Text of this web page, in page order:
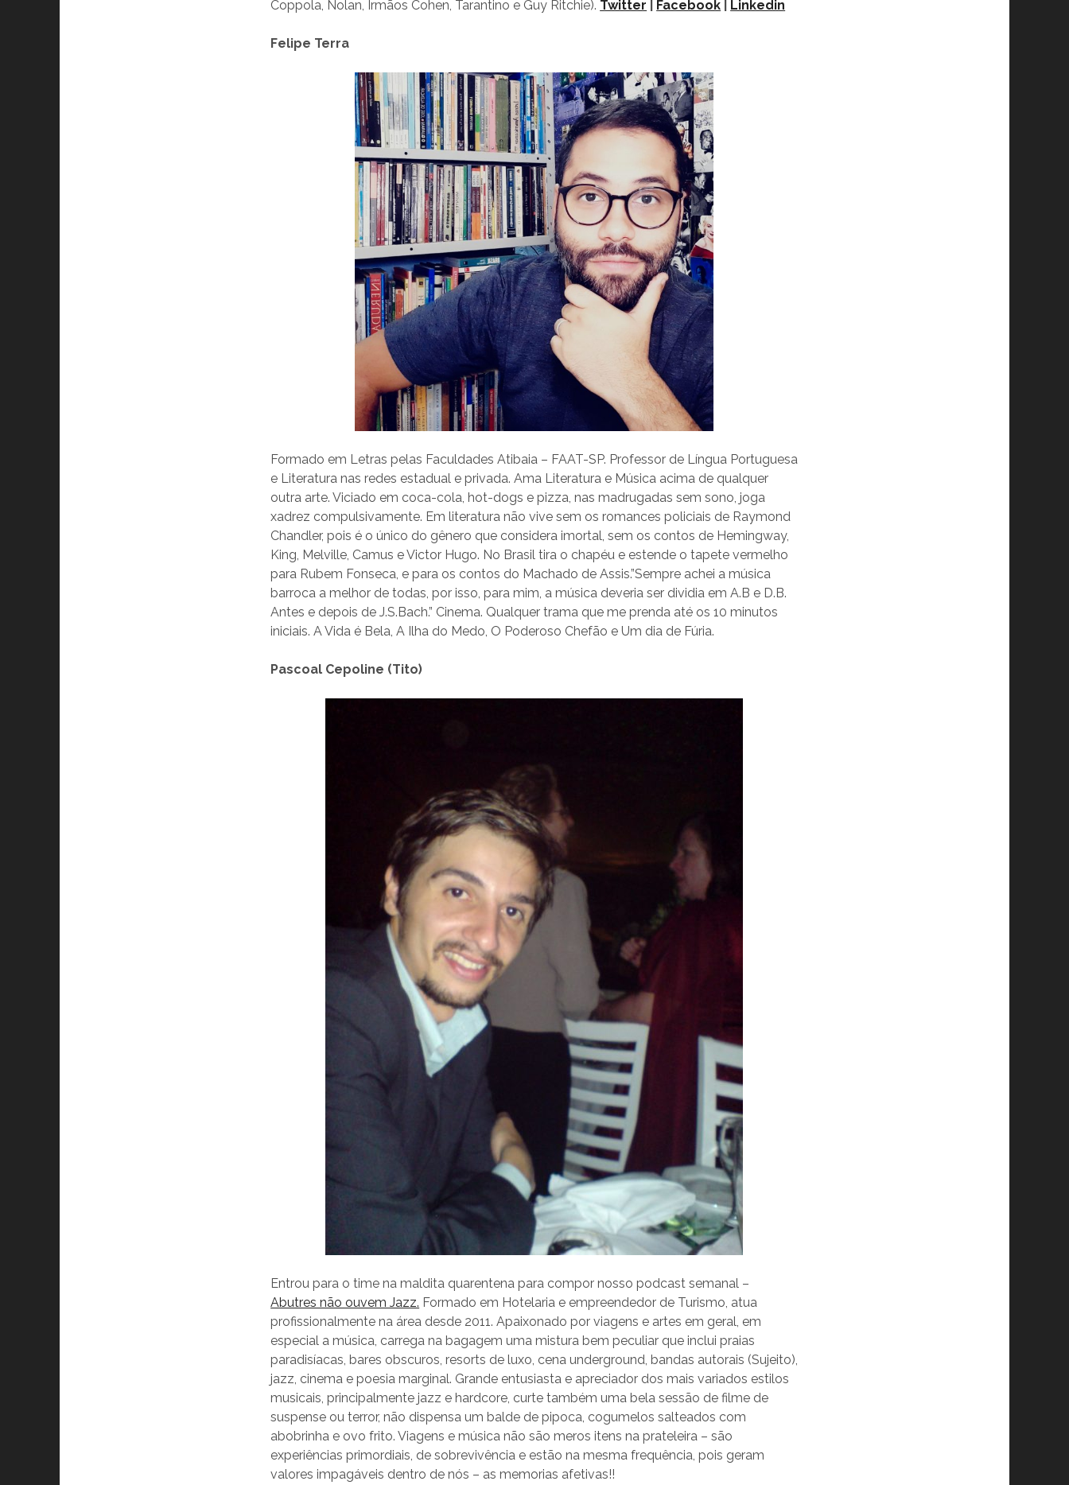
Coppola, Nolan, Irmãos Cohen, Tarantino e Guy Ritchie). Twitter Facebook Linkedin
Felipe Terra
Formado em Letras pelas Faculdades Atibaia – FAAT-SP. Professor de Língua Portuguesa
e Literatura nas redes estadual e privada. Ama Literatura e Música acima de qualquer
outra arte. Viciado em coca-cola, hot-dogs e pizza, nas madrugadas sem sono, joga
xadrez compulsivamente. Em literatura não vive sem os romances policiais de Raymond
Chandler, pois é o único do gênero que considera imortal, sem os contos de Hemingway,
King, Melville, Camus e Victor Hugo. No Brasil tira o chapéu e estende o tapete vermelho
para Rubem Fonseca, e para os contos do Machado de Assis.”Sempre achei a música
barroca a melhor de todas, por isso, para mim, a música deveria ser dividia em A.B e D.B.
Antes e depois de J.S.Bach.” Cinema. Qualquer trama que me prenda até os 10 minutos
iniciais. A Vida é Bela, A Ilha do Medo, O Poderoso Chefão e Um dia de Fúria.
Pascoal Cepoline (Tito)
Entrou para o time na maldita quarentena para compor nosso podcast semanal –
Abutres não ouvem Jazz. Formado em Hotelaria e empreendedor de Turismo, atua
profissionalmente na área desde 2011. Apaixonado por viagens e artes em geral, em
especial a música, carrega na bagagem uma mistura bem peculiar que inclui praias
paradisíacas, bares obscuros, resorts de luxo, cena underground, bandas autorais (Sujeito),
jazz, cinema e poesia marginal. Grande entusiasta e apreciador dos mais variados estilos
musicais, principalmente jazz e hardcore, curte também uma bela sessão de filme de
suspense ou terror, não dispensa um balde de pipoca, cogumelos salteados com
abobrinha e ovo frito. Viagens e música não são meros itens na prateleira – são
experiências primordiais, de sobrevivência e estão na mesma frequência, pois geram
valores impagáveis dentro de nós – as memorias afetivas!!